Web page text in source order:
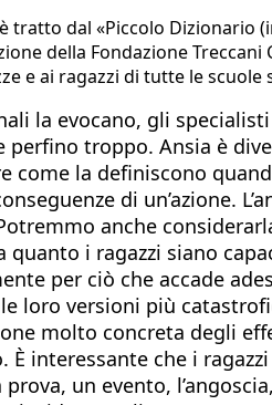
dal «Piccolo Dizionario
della Fondazione
e ai ragazzi di tutte le scuole
la evocano, gli
troppo. Ansia è
come la definiscono
di un’azione.
anche
i ragazzi siano
per ciò che accade
loro versioni più
molto concreta degli
È interessante che i
un evento,